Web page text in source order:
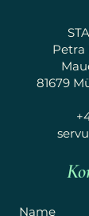
Petra
81679